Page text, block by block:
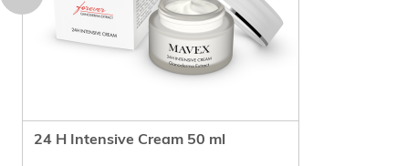
24 H Intensive Cream 50 ml